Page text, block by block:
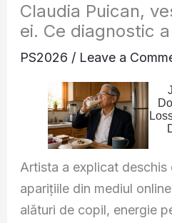
Claudia Puican,
ei. Ce diagnostic
PS2026 / Leave a
Artista a explicat deschis
aparițiile din mediul
alături de copil, energie